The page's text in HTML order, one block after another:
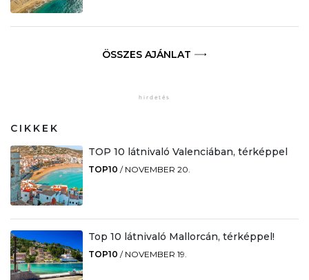
ÖSSZES AJÁNLAT
CIKKEK
TOP 10 látnivaló Valenciában, térképpel
TOP10 / NOVEMBER 20.
Top 10 látnivaló Mallorcán, térképpel!
TOP10 / NOVEMBER 19.